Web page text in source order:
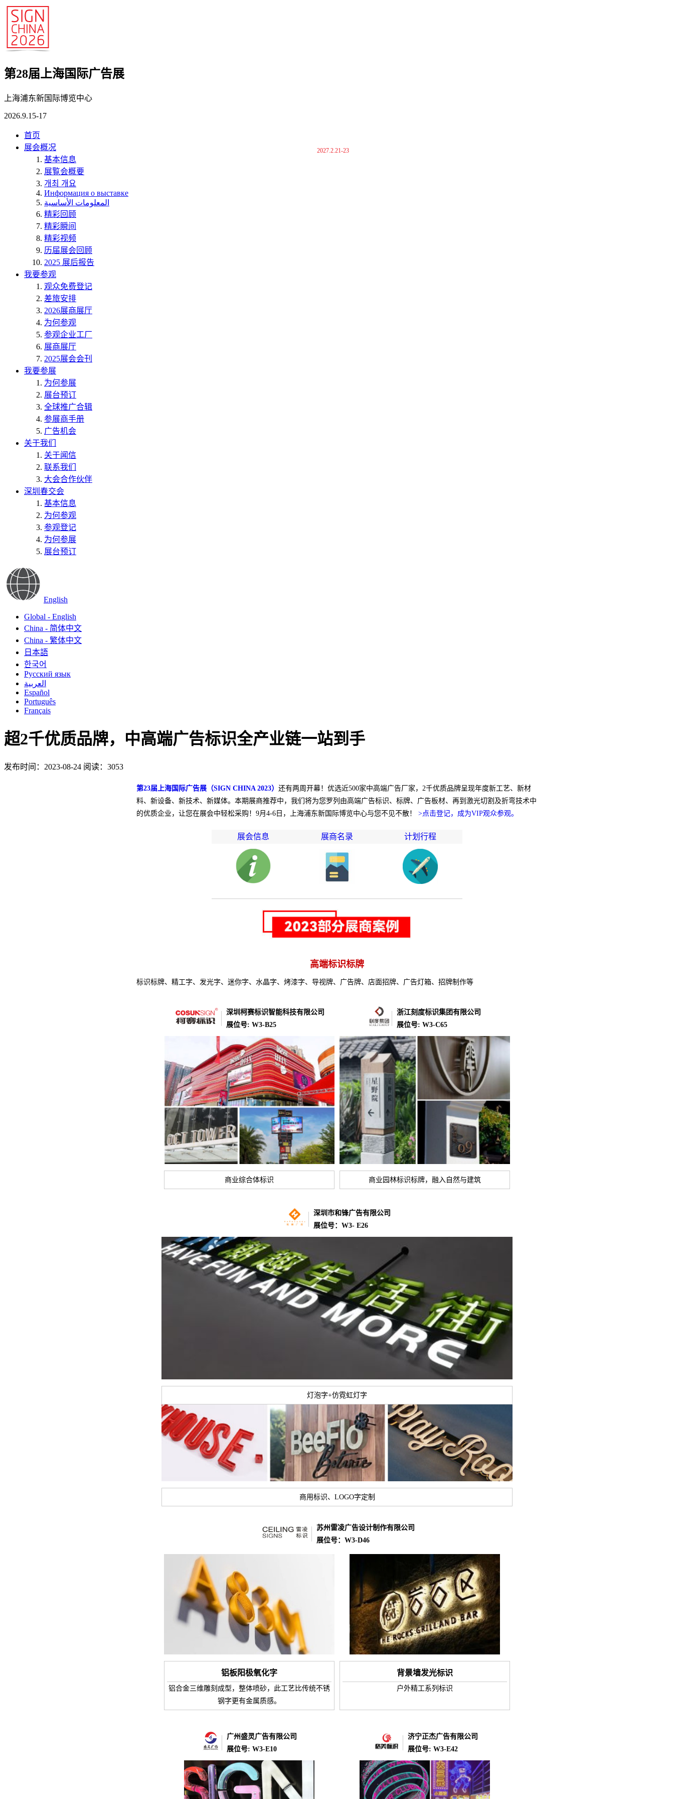
第28届上海国际广告展
上海浦东新国际博览中心
2026.9.15-17
首页
展会概况
基本信息
展覧会概要
개최 개요
Информация о выставке
المعلومات الأساسية
精彩回顾
精彩瞬间
精彩视频
历届展会回顾
2025 展后报告
我要参观
观众免费登记
差旅安排
2026展商展厅
为何参观
参观企业工厂
展商展厅
2025展会会刊
我要参展
为何参展
展台预订
全球推广合辑
参展商手册
广告机会
关于我们
关于闻信
联系我们
大会合作伙伴
深圳春交会
2027.2.21-23
基本信息
为何参观
参观登记
为何参展
展台预订
English
Global - English
China - 简体中文
China - 繁体中文
日本語
한국어
Русский язык
العربية
Español
Português
Français
超2千优质品牌，中高端广告标识全产业链一站到手
发布时间：2023-08-24 阅读：3053
第23届上海国际广告展（SIGN CHINA 2023） 还有两周开幕！优选近500家中高端广告厂家，2千优质品牌呈现年度新工艺、新材
料、新设备、新技术、新媒体。本期展商推荐中，我们将为您罗列由高端广告标识、标牌、广告板材、再到激光切割及折弯技术中
的优质企业，让您在展会中轻松采购！9月4-6日，上海浦东新国际博览中心与您不见不散！ >点击登记，成为VIP观众参观。
展会信息 展商名录 计划行程
高端标识标牌
标识标牌、精工字、发光字、迷你字、水晶字、烤漆字、导视牌、广告牌、店面招牌、广告灯箱、招牌制作等
深圳柯赛标识智能科技有限公司
展位号: W3-B25
商业综合体标识
浙江刻度标识集团有限公司
展位号: W3-C65
商业园林标识标牌，融入自然与建筑
深圳市和锋广告有限公司
展位号：W3- E26
灯泡字+仿霓虹灯字
商用标识、LOGO字定制
苏州雷凌广告设计制作有限公司
展位号：W3-D46
铝板阳极氧化字
铝合金三维雕刻成型，整体喷砂，此工艺比传统不锈
钢字更有金属质感。
背景墙发光标识
户外精工系列标识
广州盛灵广告有限公司
展位号: W3-E10
济宁正杰广告有限公司
展位号: W3-E42